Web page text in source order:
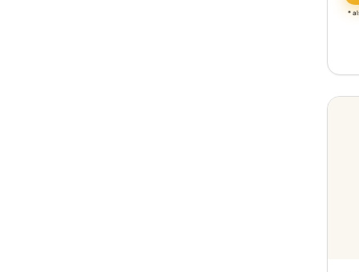
*